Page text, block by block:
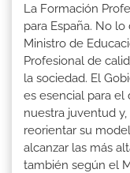
La Formación
para España. No
Ministro de
Profesional de
la sociedad. El
es esencial para
nuestra juventud
reorientar su
alcanzar las más
también según el